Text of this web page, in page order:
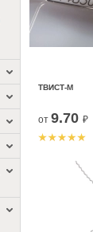
ТВИСТ-М
от 9.70 ₽